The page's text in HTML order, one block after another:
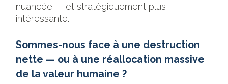
nuancée — et stratégiquement plus
intéressante.
Sommes-nous face à une destruction
nette — ou à une réallocation massive
de la valeur humaine ?